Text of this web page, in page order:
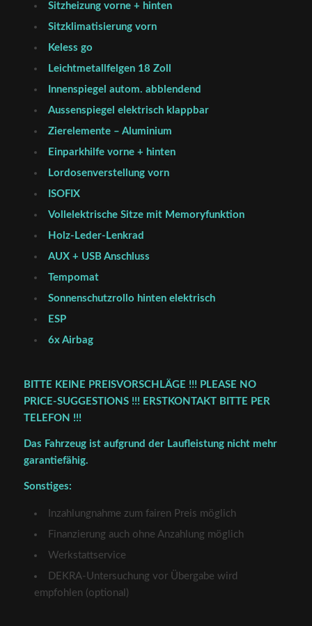
Sitzheizung vorne + hinten
Sitzklimatisierung vorn
Keless go
Leichtmetallfelgen 18 Zoll
Innenspiegel autom. abblendend
Aussenspiegel elektrisch klappbar
Zierelemente – Aluminium
Einparkhilfe vorne + hinten
Lordosenverstellung vorn
ISOFIX
Vollelektrische Sitze mit Memoryfunktion
Holz-Leder-Lenkrad
AUX + USB Anschluss
Tempomat
Sonnenschutzrollo hinten elektrisch
ESP
6x Airbag
BITTE KEINE PREISVORSCHLÄGE !!! PLEASE NO
PRICE-SUGGESTIONS !!! ERSTKONTAKT BITTE PER
TELEFON !!!
Das Fahrzeug ist aufgrund der Laufleistung nicht mehr
garantiefähig.
Sonstiges:
Inzahlungnahme zum fairen Preis möglich
Finanzierung auch ohne Anzahlung möglich
Werkstattservice
DEKRA-Untersuchung vor Übergabe wird
empfohlen (optional)